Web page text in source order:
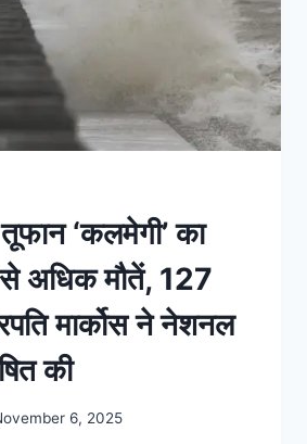
‘कलमेगी’ का
अधिक मौतें, 127
मार्कोस ने नेशनल
की
6, 2025